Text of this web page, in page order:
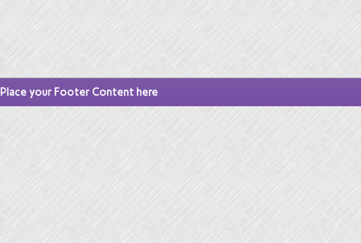
Place your Footer Content here